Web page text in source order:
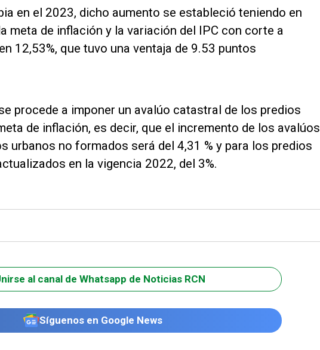
en el 2023, dicho aumento se estableció teniendo en
meta de inflación y la variación del IPC con corte a
12,53%, que tuvo una ventaja de 9.53 puntos
procede a imponer un avalúo catastral de los predios
de inflación, es decir, que el incremento de los avalúos
urbanos no formados será del 4,31 % y para los predios
en la vigencia 2022, del 3%.
al canal de Whatsapp de Noticias RCN
Síguenos en Google News